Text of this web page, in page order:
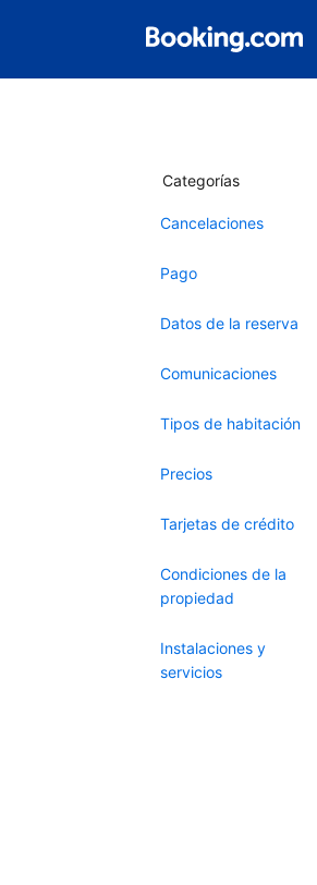
Categorías
Cancelaciones
Pago
Datos de la reserva
Comunicaciones
Tipos de habitación
Precios
Tarjetas de crédito
Condiciones de la
propiedad
Instalaciones y
servicios